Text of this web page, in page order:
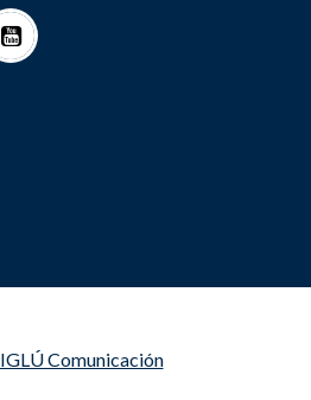
IGLÚ Comunicación